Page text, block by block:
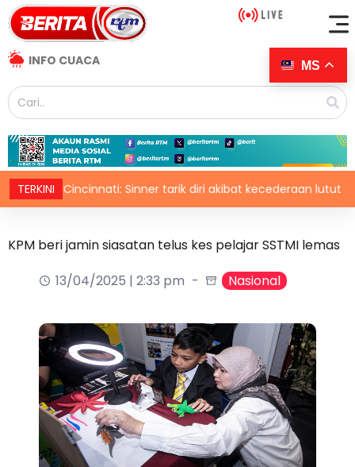
INFO CUACA
TERKINI
Cincinnati: Sinner tarik diri akibat kecederaan lutut
KPM beri jamin siasatan telus kes pelajar SSTMI lemas
13/04/2025 | 2:33 pm
Nasional
MS